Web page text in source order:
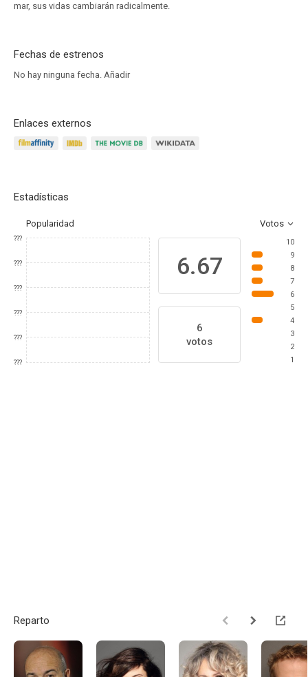
mar, sus vidas cambiarán radicalmente.
Fechas de estrenos
No hay ninguna fecha. Añadir
Enlaces externos
Estadísticas
Popularidad Votos
???
???
???
???
???
???
6.67
6
votos
10
9
8
7
6
5
4
3
2
1
Reparto